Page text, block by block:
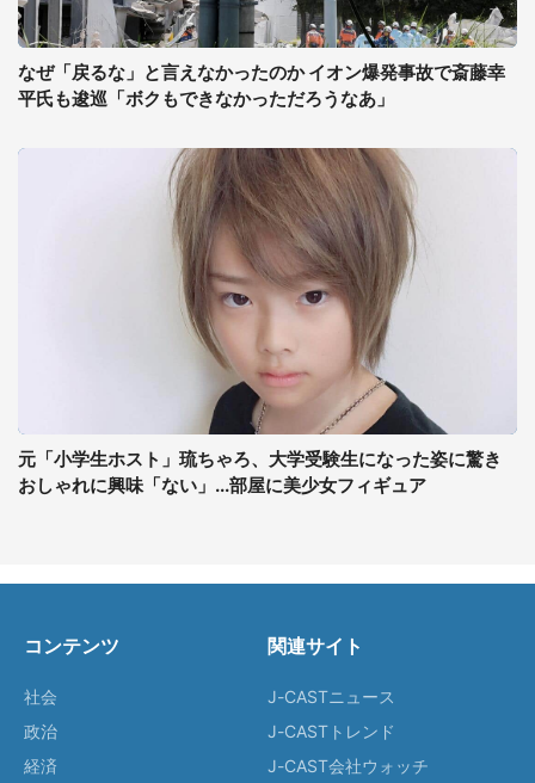
なぜ「戻るな」と言えなかったのか イオン爆発事故で斎藤幸
平氏も逡巡「ボクもできなかっただろうなあ」
元「小学生ホスト」琉ちゃろ、大学受験生になった姿に驚き
おしゃれに興味「ない」...部屋に美少女フィギュア
コンテンツ
社会
政治
経済
関連サイト
J-CASTニュース
J-CASTトレンド
J-CAST会社ウォッチ